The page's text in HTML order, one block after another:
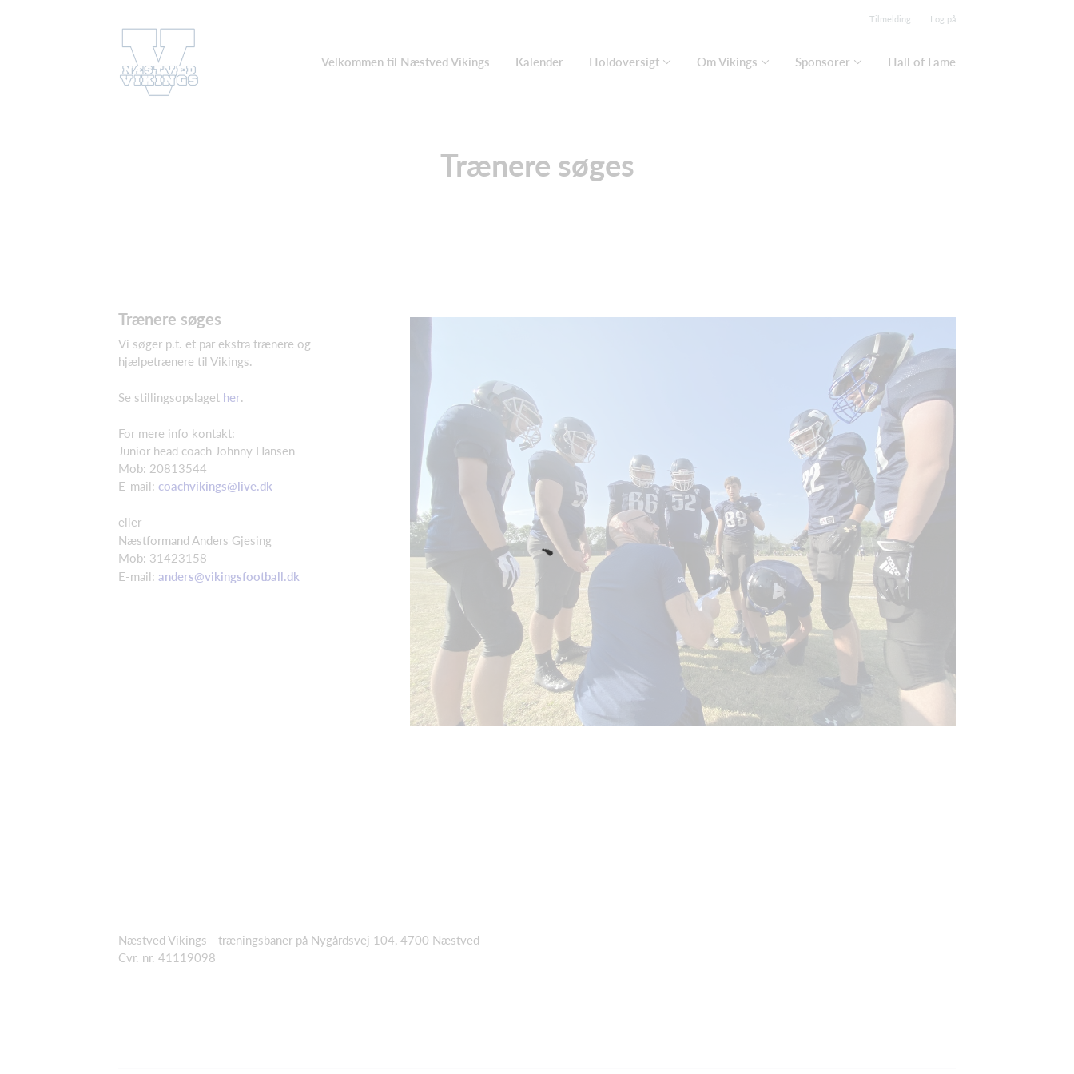
Tilmelding Log på
Velkommen til Næstved Vikings Kalender Holdoversigt Om Vikings Sponsorer Hall of Fame
Trænere søges
Trænere søges
Vi søger p.t. et par ekstra trænere og
hjælpetrænere til Vikings.
Se stillingsopslaget her
For mere info kontakt:
Junior head coach Johnny Hansen
Mob: 20813544
E-mail: coachvikings@live.dk
eller
Næstformand Anders Gjesing
Mob: 31423158
E-mail: anders@vikingsfootball.dk
Næstved Vikings - træningsbaner på Nygårdsvej 104, 4700 Næstved
Cvr. nr. 41119098